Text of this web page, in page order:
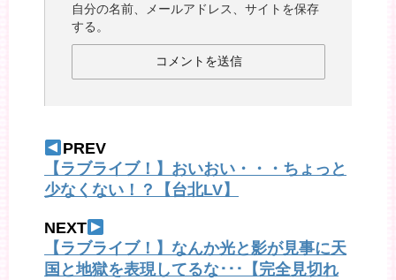
自分の名前、メールアドレス、サイトを保存
する。
PREV
【ラブライブ！】おいおい・・・ちょっと
少なくない！？【台北LV】
NEXT
【ラブライブ！】なんか光と影が見事に天
国と地獄を表現してるな･･･【完全見切れ